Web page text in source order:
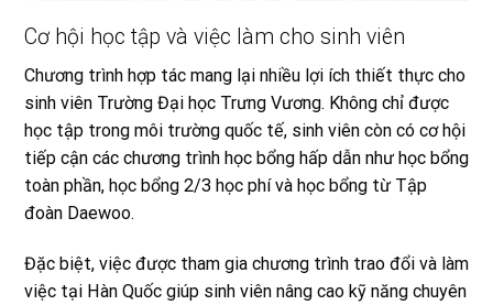
Cơ hội học tập và việc làm cho sinh viên
Chương trình hợp tác mang lại nhiều lợi ích thiết thực cho
sinh viên Trường Đại học Trưng Vương. Không chỉ được
học tập trong môi trường quốc tế, sinh viên còn có cơ hội
tiếp cận các chương trình học bổng hấp dẫn như học bổng
toàn phần, học bổng 2/3 học phí và học bổng từ Tập
đoàn Daewoo.
Đặc biệt, việc được tham gia chương trình trao đổi và làm
việc tại Hàn Quốc giúp sinh viên nâng cao kỹ năng chuyên